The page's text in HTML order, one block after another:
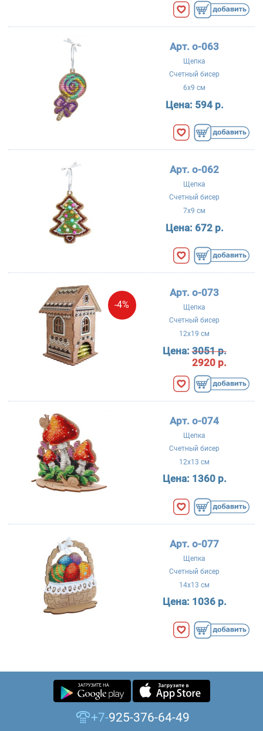
Арт. о-063
Щепка
Счетный бисер
6x9 см
Цена: 594 р.
Арт. о-062
Щепка
Счетный бисер
7x9 см
Цена: 672 р.
-4%
Арт. о-073
Щепка
Счетный бисер
12x19 см
Цена:3051 р.
2920 р.
Арт. о-074
Щепка
Счетный бисер
12x13 см
Цена: 1360 р.
Арт. о-077
Щепка
Счетный бисер
14x13 см
Цена: 1036 р.
+7-925-376-64-49